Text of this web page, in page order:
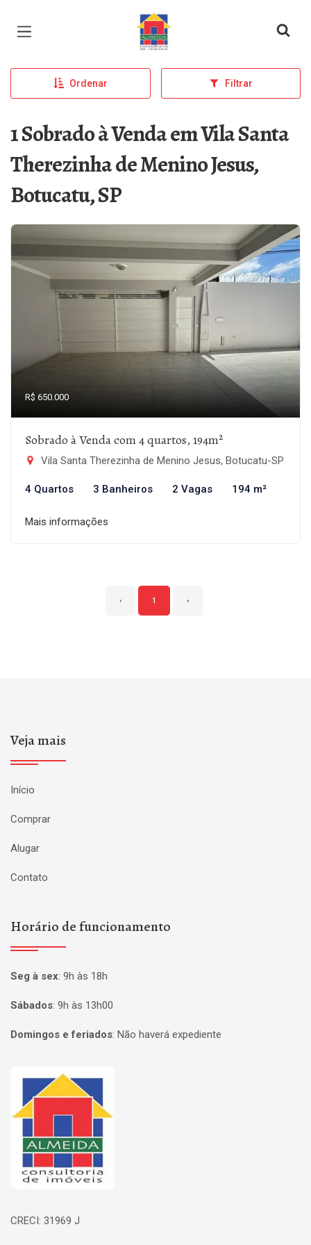
Página inicial
Ordenar Filtrar
1 Sobrado à Venda em Vila Santa
Therezinha de Menino Jesus,
Botucatu, SP
R$ 650.000
Sobrado à Venda com 4 quartos, 194m²
Vila Santa Therezinha de Menino Jesus, Botucatu-SP
4 Quartos 3 Banheiros 2 Vagas 194 m²
Mais informações
‹ 1 ›
Veja mais
Início
Comprar
Alugar
Contato
Horário de funcionamento
Seg à sex: 9h às 18h
Sábados: 9h às 13h00
Domingos e feriados: Não haverá expediente
Página inicial
CRECI: 31969 J